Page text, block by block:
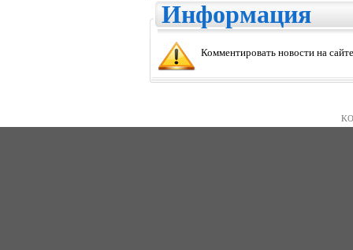
Информация
Комментировать новости на